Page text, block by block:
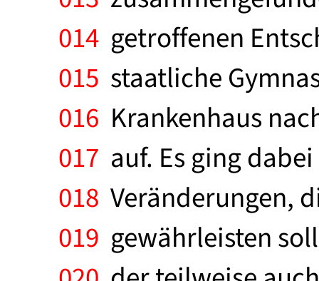
014 getroffenen
015 staatliche
016 Krankenhaus
017 auf. Es ging
018 Veränderungen,
019 gewährleisten